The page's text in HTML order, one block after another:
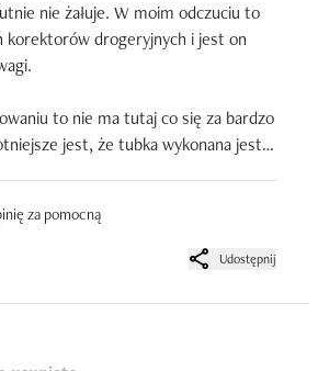
nie żałuje. W moim odczuciu to
korektorów drogeryjnych i jest on
to nie ma tutaj co się za bardzo
jest, że tubka wykonana jest z
i nie ma żadnych problemów z
nim produkt.
pod oczy to ja zawsze wybieram
za pomocną
Udostępnij